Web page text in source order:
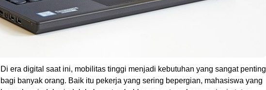
Di era digital saat ini, mobilitas tinggi menjadi kebutuhan yang sangat penting
bagi banyak orang. Baik itu pekerja yang sering bepergian, mahasiswa yang